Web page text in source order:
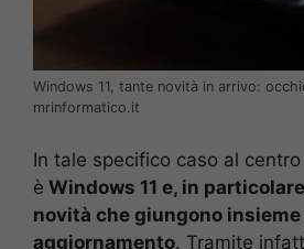
Windows 11, tante novità in arrivo:
mrinformatico.it
In tale specifico caso al centro
è Windows 11 e, in
novità che giungono
aggiornamento. Tramite